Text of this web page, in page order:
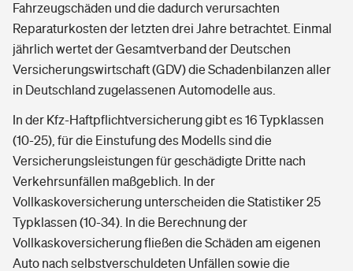
Fahrzeugschäden und die dadurch verursachten
Reparaturkosten der letzten drei Jahre betrachtet. Einmal
jährlich wertet der Gesamtverband der Deutschen
Versicherungswirtschaft (GDV) die Schadenbilanzen aller
in Deutschland zugelassenen Automodelle aus.
In der Kfz-Haftpflichtversicherung gibt es 16 Typklassen
(10-25), für die Einstufung des Modells sind die
Versicherungsleistungen für geschädigte Dritte nach
Verkehrsunfällen maßgeblich. In der
Vollkaskoversicherung unterscheiden die Statistiker 25
Typklassen (10-34). In die Berechnung der
Vollkaskoversicherung fließen die Schäden am eigenen
Auto nach selbstverschuldeten Unfällen sowie die